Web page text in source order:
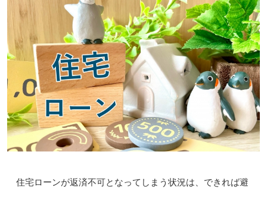
住宅ローンが返済不可となってしまう状況は、できれば避